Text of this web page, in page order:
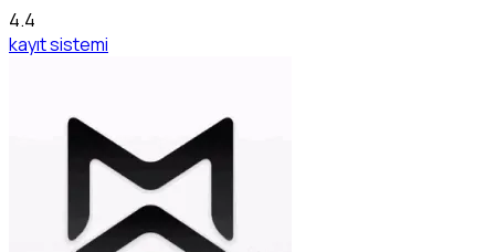
4.4
kayıt sistemi